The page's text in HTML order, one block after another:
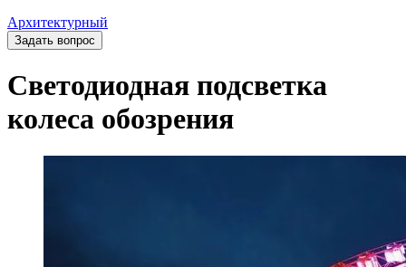
Архитектурный
Задать вопрос
Светодиодная подсветка
колеса обозрения